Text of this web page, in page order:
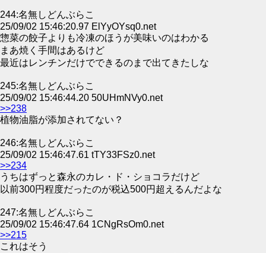
244:名無しどんぶらこ
25/09/02 15:46:20.97 ElYyOYsq0.net
惣菜の餃子よりも冷凍のほうが美味いのはわかる
まあ焼く手間はあるけど
最近はレンチンだけでできるのまで出てきたしな
245:名無しどんぶらこ
25/09/02 15:46:44.20 50UHmNVy0.net
>>238
植物油脂が添加されてない？
246:名無しどんぶらこ
25/09/02 15:46:47.61 tTY33FSz0.net
>>234
うちはずっと森永のカレ・ド・ショコラだけど
以前300円程度だったのが税込500円超えるんだよな
247:名無しどんぶらこ
25/09/02 15:46:47.64 1CNgRsOm0.net
>>215
これはそう